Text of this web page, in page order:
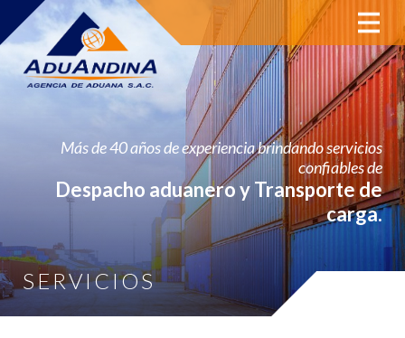
MENU
SERVICIOS
Más de 40 años de experiencia brindando servicios
confiables de
Despacho aduanero y Transporte de
carga.